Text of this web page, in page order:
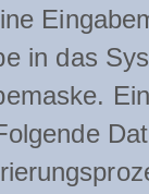
in das